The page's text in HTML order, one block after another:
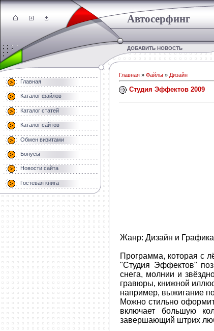
Автосерфинг
ДОБАВИТЬ НОВОСТЬ
Главная
Каталог файлов
Каталог статей
Каталог сайтов
Обмен визитами
Бонусы
Новости сайта
Гостевая книга
Главная » Файлы » Дизайн
Студия Эффектов 2009
Жанр: Дизайн и Графика
Программа, которая с
"Студия Эффектов"
снега, молнии и
гравюры, книжной
например, выжигание
Можно стильно
включает большую
завершающий штрих